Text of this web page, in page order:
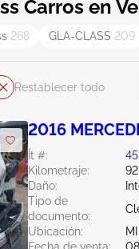
Carros en
268 GLA-CLASS 209
Restablecer todo
2016
Ít #:
Kilometraje:
Daño:
Tipo de
documento:
Ubicación: